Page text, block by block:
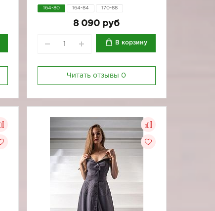
164-80 164-84 170-88
8 090 руб
В корзину
Читать отзывы 0